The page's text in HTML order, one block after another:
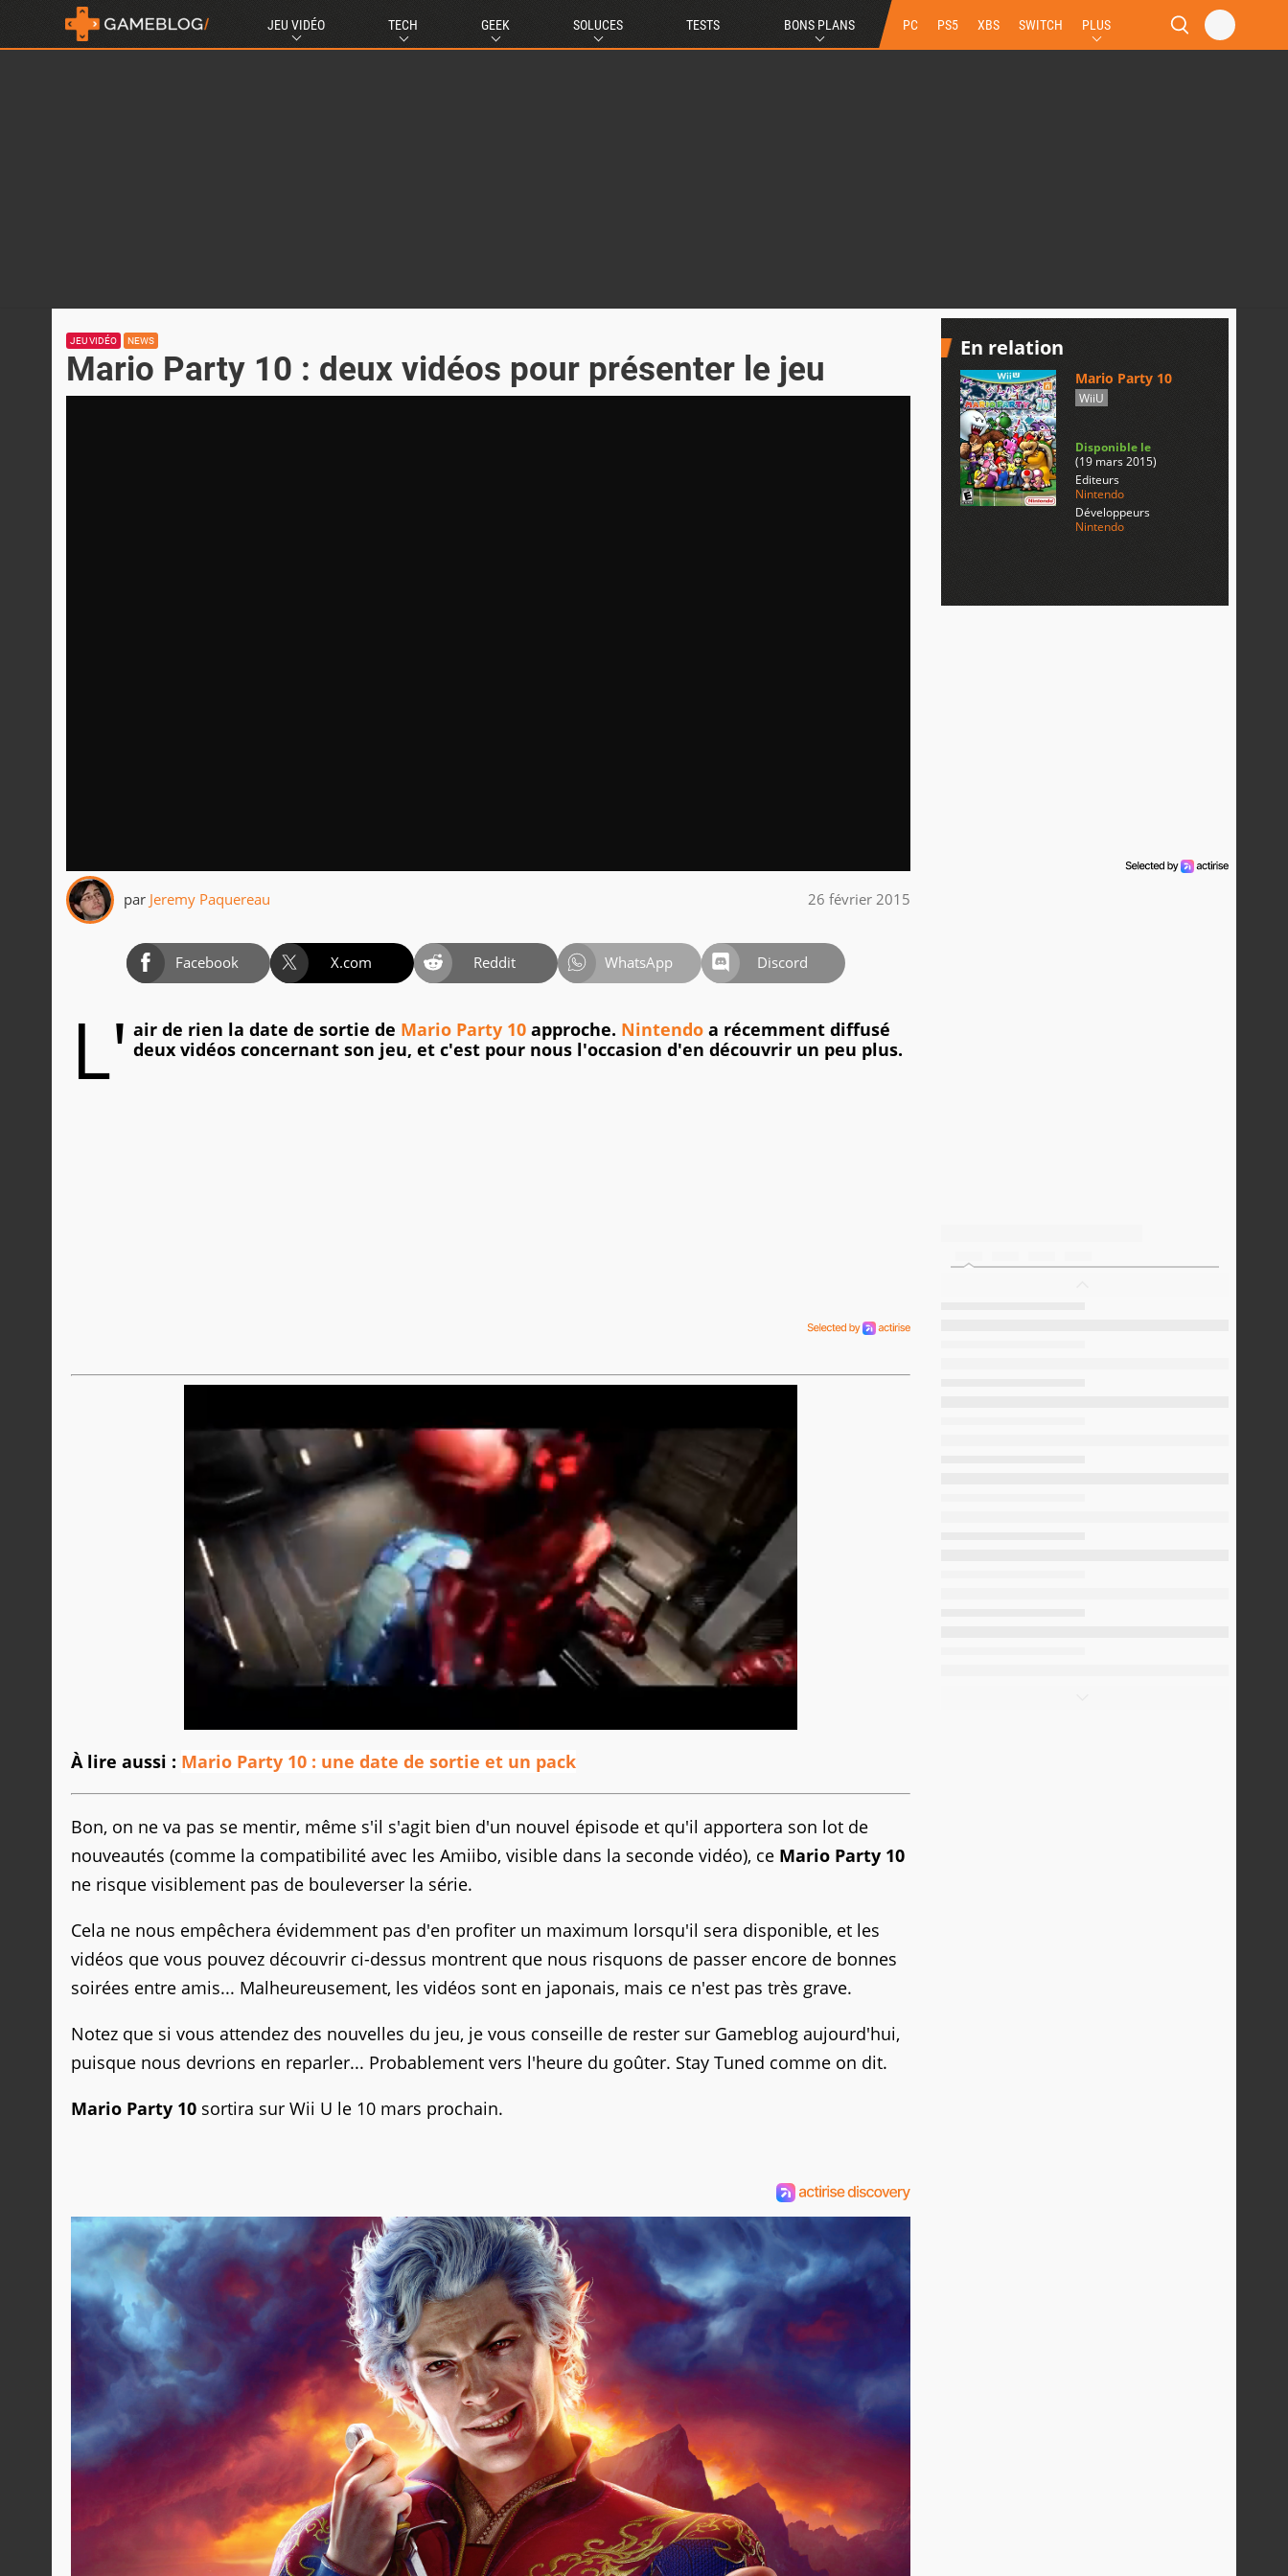
JEU VIDÉO TECH GEEK SOLUCES TESTS BONS PLANS PC PS5 XBS SWITCH PLUS
JEU VIDÉO NEWS
Mario Party 10 : deux vidéos pour présenter le jeu
par Jeremy Paquereau 26 février 2015
Facebook X.com Reddit WhatsApp Discord
L' air de rien la date de sortie de Mario Party 10 approche. Nintendo a récemment diffusé
deux vidéos concernant son jeu, et c'est pour nous l'occasion d'en découvrir un peu plus.
À lire aussi : Mario Party 10 : une date de sortie et un pack
Bon, on ne va pas se mentir, même s'il s'agit bien d'un nouvel épisode et qu'il apportera son lot de
nouveautés (comme la compatibilité avec les Amiibo, visible dans la seconde vidéo), ce Mario Party 10
ne risque visiblement pas de bouleverser la série.
Cela ne nous empêchera évidemment pas d'en profiter un maximum lorsqu'il sera disponible, et les
vidéos que vous pouvez découvrir ci-dessus montrent que nous risquons de passer encore de bonnes
soirées entre amis... Malheureusement, les vidéos sont en japonais, mais ce n'est pas très grave.
Notez que si vous attendez des nouvelles du jeu, je vous conseille de rester sur Gameblog aujourd'hui,
puisque nous devrions en reparler... Probablement vers l'heure du goûter. Stay Tuned comme on dit.
Mario Party 10 sortira sur Wii U le 10 mars prochain.
En relation
Mario Party 10
WiiU
Disponible le
(19 mars 2015)
Editeurs
Nintendo
Développeurs
Nintendo